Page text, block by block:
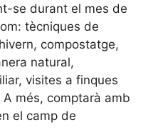
se durant el mes de
tècniques de
compostatge,
natural,
visites a finques
més, comptarà amb
el camp de